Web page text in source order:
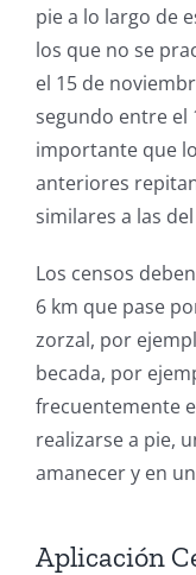
pie a lo largo de
los que no se
el 15 de
segundo entre el
importante que
anteriores
similares a las
Los censos
6 km que pase
zorzal, por
becada, por
frecuentemente
realizarse a pie,
amanecer y en
Aplicación